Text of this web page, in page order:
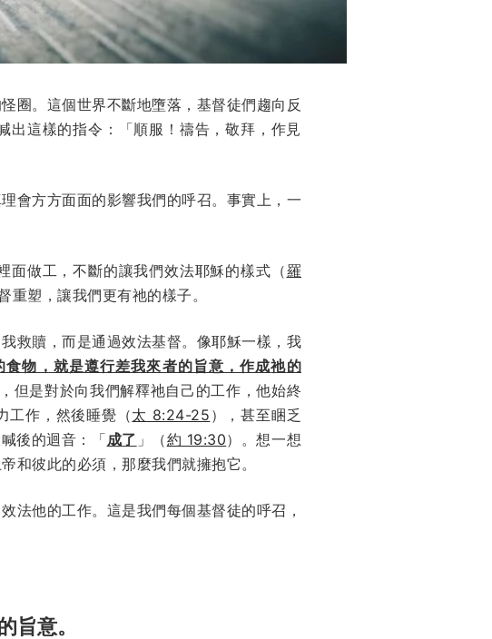
圈。這個世界不斷地墮落，基督徒們趨向反
出這樣的指令：「順服！禱告，敬拜，作見
會方方面面的影響我們的呼召。事實上，一
面做工，不斷的讓我們效法耶穌的樣式（羅
塑，讓我們更有祂的樣子。
救贖，而是通過效法基督。像耶穌一樣，我
食物，就是遵行差我來者的旨意，作成祂的
但是對於向我們解釋祂自己的工作，他始終
工作，然後睡覺（太 8:24-25 ），甚至睏乏
後的迴音：「成了 」（約 19:30）。想一想
彼此的必須，那麼我們就擁抱它。
法他的工作。這是我們每個基督徒的呼召，
旨意。